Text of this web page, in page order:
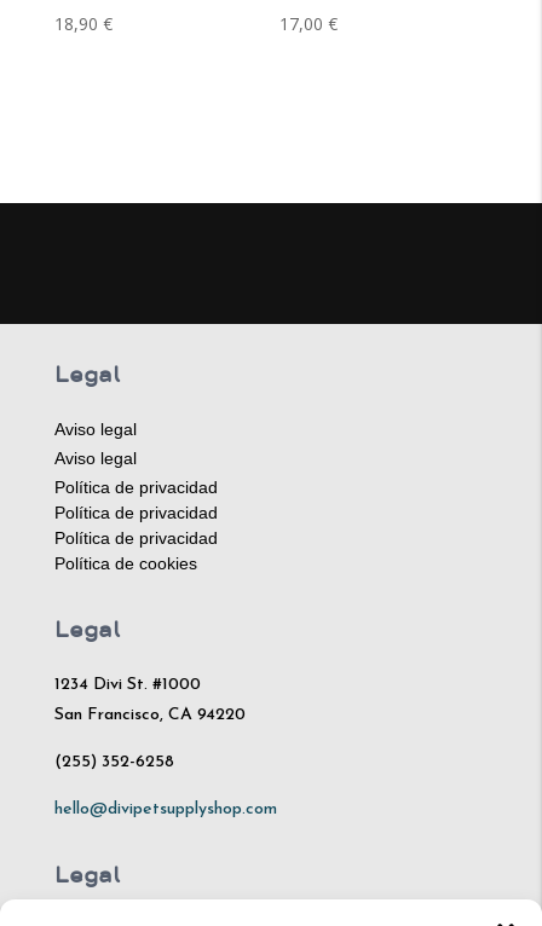
18,90 € 17,00€
Legal
Aviso legal
Aviso legal
Política de privacidad
Política de privacidad
Política de privacidad
Política de cookies
Legal
1234 Divi St. #1000
San Francisco, CA 94220
(255) 352-6258
hello@divipetsupplyshop.com
Legal